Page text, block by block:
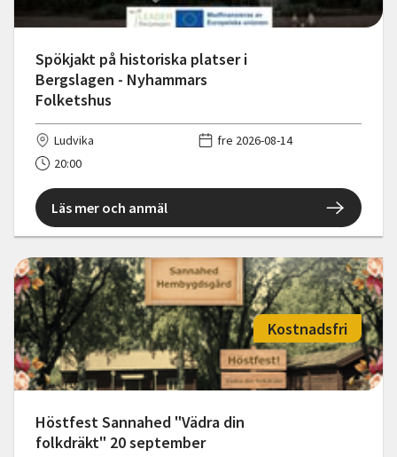
Spökjakt på historiska platser i
Bergslagen - Nyhammars
Folketshus
Ludvika
fre 2026-08-14
20:00
Läs mer och anmäl
Höstfest Sannahed "Vädra din
folkdräkt" 20 september
Kostnadsfri